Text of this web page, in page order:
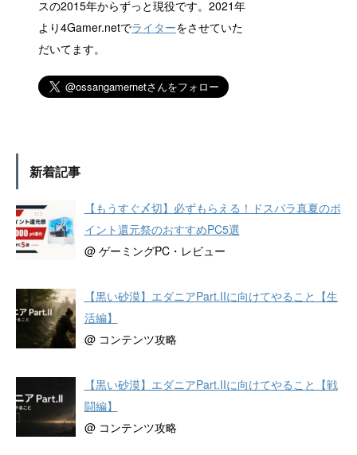
スの2015年からずっと現役です。2021年
より4Gamer.netでライターをさせていた
だいてます。
新着記事
【もうすぐ〆切】必ずもらえる！ドスパラ真夏のポ
イント還元祭のおすすめPC5選
@ ゲーミングPC・レビュー
【黒い砂漠】エダニアPart.IIに向けてやること【生
活編】
@ コンテンツ攻略
【黒い砂漠】エダニアPart.IIに向けてやること【戦
闘編】
@ コンテンツ攻略